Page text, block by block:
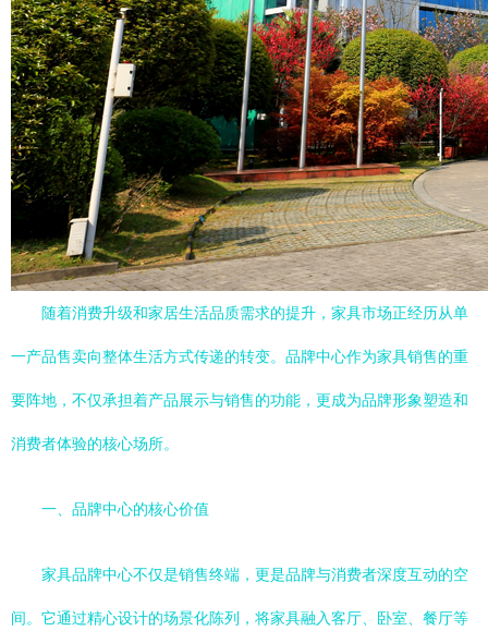
随着消费升级和家居生活品质需求的提升，家具市场正经历从单
一产品售卖向整体生活方式传递的转变。品牌中心作为家具销售的重
要阵地，不仅承担着产品展示与销售的功能，更成为品牌形象塑造和
消费者体验的核心场所。
一、品牌中心的核心价值
家具品牌中心不仅是销售终端，更是品牌与消费者深度互动的空
间。它通过精心设计的场景化陈列，将家具融入客厅、卧室、餐厅等